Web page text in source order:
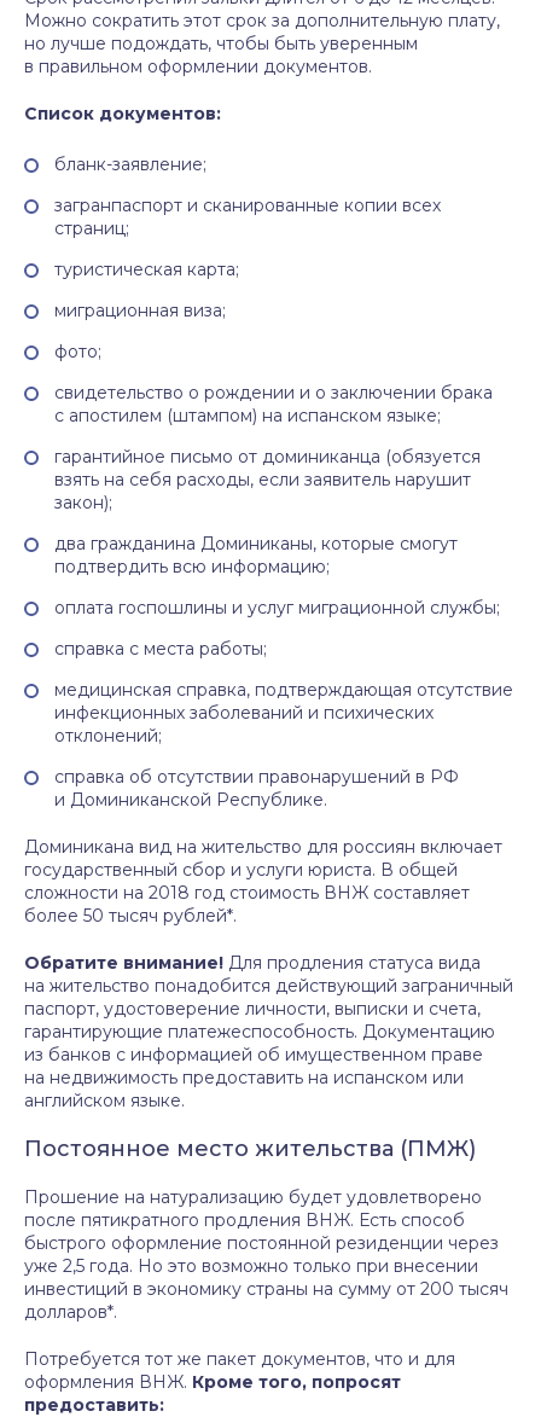
Можно сократить этот срок за дополнительную плату,
но лучше подождать, чтобы быть уверенным
в правильном оформлении документов.
Список документов:
бланк-заявление;
загранпаспорт и сканированные копии всех
страниц;
туристическая карта;
миграционная виза;
фото;
свидетельство о рождении и о заключении брака
с апостилем (штампом) на испанском языке;
гарантийное письмо от доминиканца (обязуется
взять на себя расходы, если заявитель нарушит
закон);
два гражданина Доминиканы, которые смогут
подтвердить всю информацию;
оплата госпошлины и услуг миграционной службы;
справка с места работы;
медицинская справка, подтверждающая отсутствие
инфекционных заболеваний и психических
отклонений;
справка об отсутствии правонарушений в РФ
и Доминиканской Республике.
Доминикана вид на жительство для россиян включает
государственный сбор и услуги юриста. В общей
сложности на 2018 год стоимость ВНЖ составляет
более 50 тысяч рублей*.
Обратите внимание! Для продления статуса вида
на жительство понадобится действующий заграничный
паспорт, удостоверение личности, выписки и счета,
гарантирующие платежеспособность. Документацию
из банков с информацией об имущественном праве
на недвижимость предоставить на испанском или
английском языке.
Постоянное место жительства (ПМЖ)
Прошение на натурализацию будет удовлетворено
после пятикратного продления ВНЖ. Есть способ
быстрого оформление постоянной резиденции через
уже 2,5 года. Но это возможно только при внесении
инвестиций в экономику страны на сумму от 200 тысяч
долларов*.
Потребуется тот же пакет документов, что и для
оформления ВНЖ. Кроме того, попросят
предоставить: